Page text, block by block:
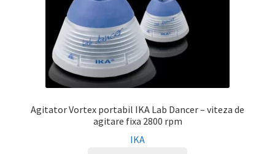
Agitator Vortex portabil IKA Lab Dancer – viteza de
agitare fixa 2800 rpm
IKA